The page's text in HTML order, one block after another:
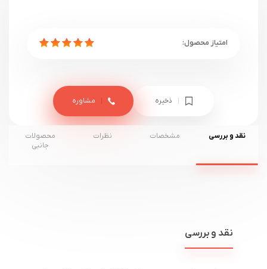
ذخیره مشاوره
نقد و بررسی مشخصات نظرات
محصولات
جانبی
نقد و بررسی